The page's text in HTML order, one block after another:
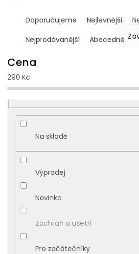
Ř
a
n
í
p
r
o
d
u
ů
Doporučujeme Nejlevnější
Nejprodávanější
Abecedně
Cena
290 Kč
Na skladě
Výprodej
Novinka
Zachraň a ušetři
Pro začátečníky